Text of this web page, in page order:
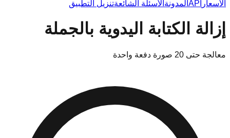
الأسعار API المدونة الأسئلة الشائعةتنزيل التطبيق
إزالة الكتابة اليدوية بالجملة
معالجة حتى 20 صورة دفعة واحدة